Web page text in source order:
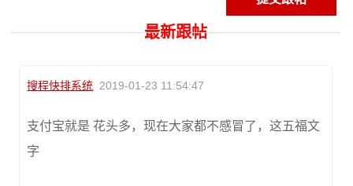
最新跟帖
搜程快排系统 2019-01-23 11:54:47
支付宝就是 花头多，现在大家都不感冒了，这五福文
字